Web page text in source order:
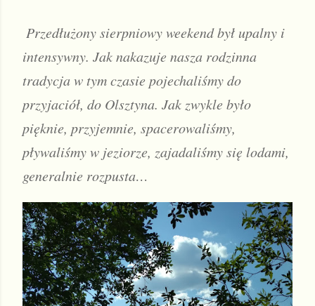
Przedłużony sierpniowy weekend był upalny i
intensywny. Jak nakazuje nasza rodzinna
tradycja w tym czasie pojechaliśmy do
przyjaciół, do Olsztyna. Jak zwykle było
pięknie, przyjemnie, spacerowaliśmy,
pływaliśmy w jeziorze, zajadaliśmy się lodami,
generalnie rozpusta…